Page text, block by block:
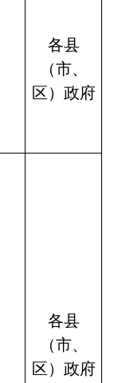
各县
（市、
区）政府
各县
（市、
区）政府